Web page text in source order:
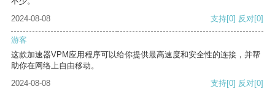
2024-08-08
支持[0] 反对[0]
游客
这款加速器VPM应用程序可以给你提供最高速度和安全性的连接，并帮
助你在网络上自由移动。
2024-08-08
支持[0] 反对[0]